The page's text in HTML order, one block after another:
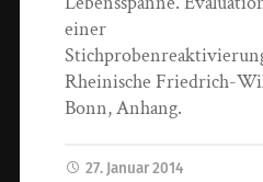
einer
Rheinische Friedrich-
Bonn, Anhang.
27. Januar 2014